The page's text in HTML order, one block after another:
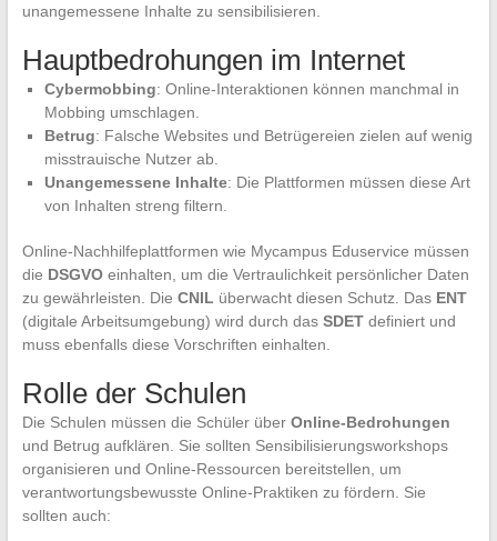
unangemessene Inhalte zu sensibilisieren.
Hauptbedrohungen im Internet
Cybermobbing: Online-Interaktionen können manchmal in
Mobbing umschlagen.
Betrug: Falsche Websites und Betrügereien zielen auf wenig
misstrauische Nutzer ab.
Unangemessene Inhalte: Die Plattformen müssen diese Art
von Inhalten streng filtern.
Online-Nachhilfeplattformen wie Mycampus Eduservice müssen
die DSGVOeinhalten, um die Vertraulichkeit persönlicher Daten
zu gewährleisten. Die CNIL überwacht diesen Schutz. Das ENT
(digitale Arbeitsumgebung) wird durch das SDETdefiniert und
muss ebenfalls diese Vorschriften einhalten.
Rolle der Schulen
Die Schulen müssen die Schüler über Online-Bedrohungen
und Betrug aufklären. Sie sollten Sensibilisierungsworkshops
organisieren und Online-Ressourcen bereitstellen, um
verantwortungsbewusste Online-Praktiken zu fördern. Sie
sollten auch: